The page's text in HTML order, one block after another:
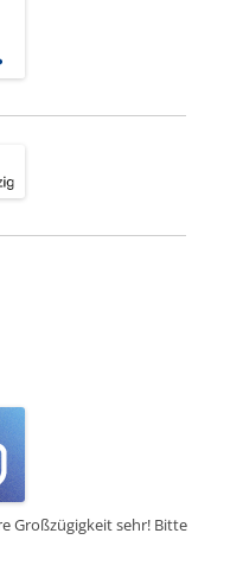
Großzügigkeit sehr! Bitte